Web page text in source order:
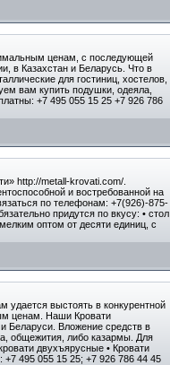
ценам, с последующей
в Казахстан и Беларусь. Что в
для гостиниц, хостелов,
вам купить подушки, одеяла,
+7 495 055 15 25 +7 926 786
http://metall-krovati.com/.
и востребованной на
по телефонам: +7(926)-875-
придутся по вкусу: • стол
оптом от десяти единиц, с
удается выстоять в конкурентной
ценам. Наши Кровати
Беларуси. Вложение средств в
общежития, либо казармы. Для
двухъярусные • Кровати
495 055 15 25; +7 926 786 44 45